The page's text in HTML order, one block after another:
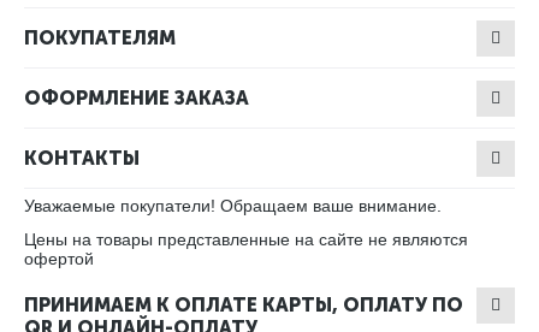
ПОКУПАТЕЛЯМ
ОФОРМЛЕНИЕ ЗАКАЗА
КОНТАКТЫ
Уважаемые покупатели! Обращаем ваше внимание.
Цены на товары представленные на сайте не являются
офертой
ПРИНИМАЕМ К ОПЛАТЕ КАРТЫ, ОПЛАТУ ПО